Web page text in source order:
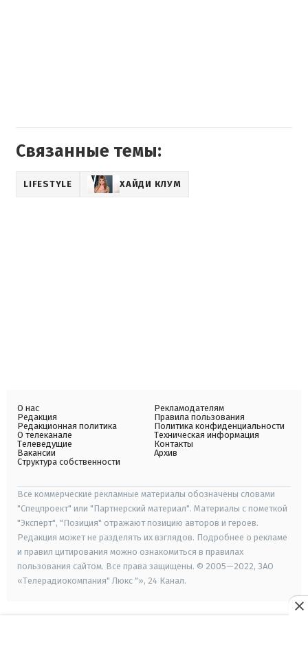
Связанные темы:
LIFESTYLE ХАЙДИ КЛУМ
О нас
Редакция
Редакционная политика
О телеканале
Телеведущие
Вакансии
Структура собственности
Рекламодателям
Правила пользования
Политика конфиденциальности
Техническая информация
Контакты
Архив
Все коммерческие рекламные материалы обозначены словами
"Спецпроект" или "Партнерский материал". Материалы с пометкой
"Эксперт", "Позиция" отражают позицию авторов и героев.
Редакция может не разделять их взглядов. Подробнее о рекламе
и правил цитирования можно ознакомиться в правилах
пользования сайтом. Все права защищены. © 2005—2022, ЗАО
«Телерадиокомпания" Люкс "», 24 Канал.